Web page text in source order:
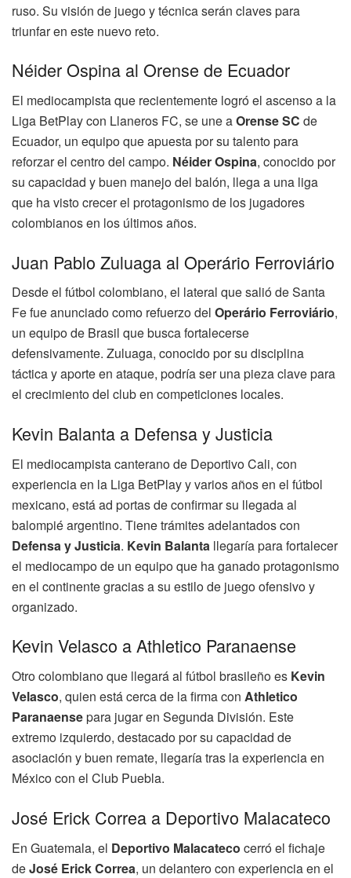
ruso. Su visión de juego y técnica serán claves para
triunfar en este nuevo reto.
Néider Ospina al Orense de Ecuador
El mediocampista que recientemente logró el ascenso a la
Liga BetPlay con Llaneros FC, se une aOrense SC de
Ecuador, un equipo que apuesta por su talento para
reforzar el centro del campo. Néider Ospina, conocido por
su capacidad y buen manejo del balón, llega a una liga
que ha visto crecer el protagonismo de los jugadores
colombianos en los últimos años.
Juan Pablo Zuluaga al Operário Ferroviário
Desde el fútbol colombiano, el lateral que salió de Santa
Fe fue anunciado como refuerzo del Operário Ferroviário,
un equipo de Brasil que busca fortalecerse
defensivamente. Zuluaga, conocido por su disciplina
táctica y aporte en ataque, podría ser una pieza clave para
el crecimiento del club en competiciones locales.
Kevin Balanta a Defensa y Justicia
El mediocampista canterano de Deportivo Cali, con
experiencia en la Liga BetPlay y varios años en el fútbol
mexicano, está ad portas de confirmar su llegada al
balompié argentino. Tiene trámites adelantados con
Defensa y Justicia. Kevin Balanta llegaría para fortalecer
el mediocampo de un equipo que ha ganado protagonismo
en el continente gracias a su estilo de juego ofensivo y
organizado.
Kevin Velasco a Athletico Paranaense
Otro colombiano que llegará al fútbol brasileño es Kevin
Velasco, quien está cerca de la firma con Athletico
Paranaensepara jugar en Segunda División. Este
extremo izquierdo, destacado por su capacidad de
asociación y buen remate, llegaría tras la experiencia en
México con el Club Puebla.
José Erick Correa a Deportivo Malacateco
En Guatemala, el Deportivo Malacateco cerró el fichaje
deJosé Erick Correa, un delantero con experiencia en el